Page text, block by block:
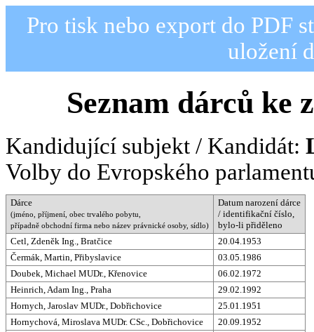
Pro tisk nebo export do PDF
uložení
Seznam dárců ke
Kandidující subjekt / Kandidát:
Volby do Evropského
Dárce
(jméno, příjmení, obec trvalého pobytu,
případně obchodní firma nebo název právnické osoby, sídlo)
Datum narození dárce
/ identifikační číslo,
bylo-li přiděleno
Cetl, Zdeněk Ing., Bratčice
20.04.1953
Čermák, Martin, Přibyslavice
03.05.1986
Doubek, Michael MUDr., Křenovice
06.02.1972
Heinrich, Adam Ing., Praha
29.02.1992
Hornych, Jaroslav MUDr., Dobřichovice
25.01.1951
Hornychová, Miroslava MUDr. CSc., Dobřichovice
20.09.1952